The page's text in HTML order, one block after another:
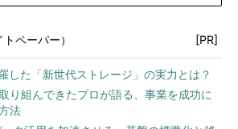
ペーパー） [PR]
した「新世代ストレージ」の実力とは？
り組んできたプロが語る、事業を成功に
法